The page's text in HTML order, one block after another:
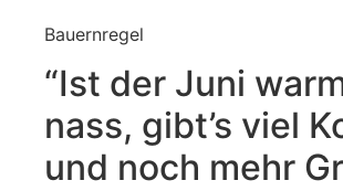
Bauernregel
“Ist der Juni
nass, gibt’s viel
und noch mehr